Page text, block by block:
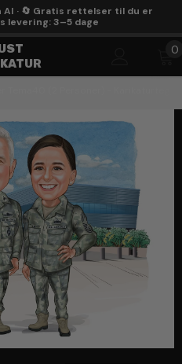
· 🔄 Gratis rettelser til du er
levering: 3–5 dage
0
0